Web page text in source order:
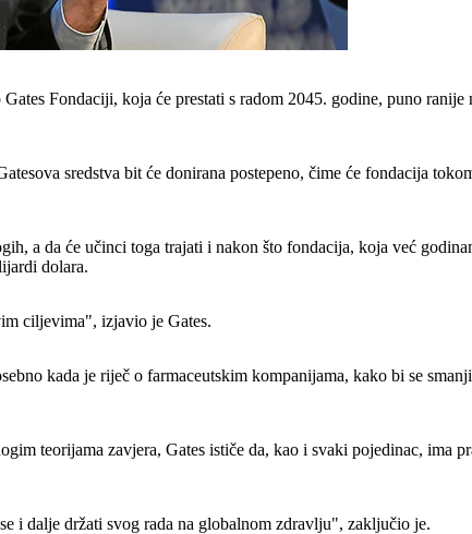
Fondaciji, koja će prestati s radom 2045. godine, puno
sredstva bit će donirana postepeno, čime će fondacija
a da će učinci toga trajati i nakon što fondacija, koja već
dolara.
ciljevima", izjavio je Gates.
kada je riječ o farmaceutskim kompanijama, kako bi se
teorijama zavjera, Gates ističe da, kao i svaki pojedinac, ima
i dalje držati svog rada na globalnom zdravlju", zaključio je.